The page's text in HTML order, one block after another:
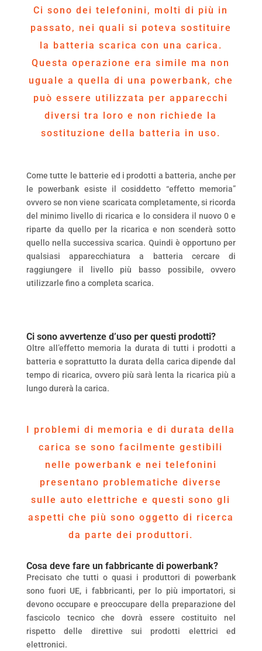
Ci sono dei telefonini, molti di più in
passato, nei quali si poteva sostituire
la batteria scarica con una carica.
Questa operazione era simile ma non
uguale a quella di una powerbank, che
può essere utilizzata per apparecchi
diversi tra loro e non richiede la
sostituzione della batteria in uso.
Come tutte le batterie ed i prodotti a batteria, anche per
le powerbank esiste il cosiddetto “effetto memoria”
ovvero se non viene scaricata completamente, si ricorda
del minimo livello di ricarica e lo considera il nuovo 0 e
riparte da quello per la ricarica e non scenderà sotto
quello nella successiva scarica. Quindi è opportuno per
qualsiasi apparecchiatura a batteria cercare di
raggiungere il livello più basso possibile, ovvero
utilizzarle fino a completa scarica.
Ci sono avvertenze d’uso per questi prodotti?
Oltre all’effetto memoria la durata di tutti i prodotti a
batteria e soprattutto la durata della carica dipende dal
tempo di ricarica, ovvero più sarà lenta la ricarica più a
lungo durerà la carica.
I problemi di memoria e di durata della
carica se sono facilmente gestibili
nelle powerbank e nei telefonini
presentano problematiche diverse
sulle auto elettriche e questi sono gli
aspetti che più sono oggetto di ricerca
da parte dei produttori.
Cosa deve fare un fabbricante di powerbank?
Precisato che tutti o quasi i produttori di powerbank
sono fuori UE, i fabbricanti, per lo più importatori, si
devono occupare e preoccupare della preparazione del
fascicolo tecnico che dovrà essere costituito nel
rispetto delle direttive sui prodotti elettrici ed
elettronici.